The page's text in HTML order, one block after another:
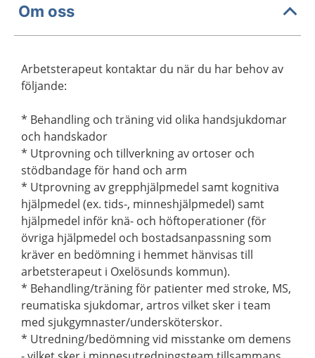
Om oss
Arbetsterapeut kontaktar du när du har behov av
följande:
* Behandling och träning vid olika handsjukdomar
och handskador
* Utprovning och tillverkning av ortoser och
stödbandage för hand och arm
* Utprovning av grepphjälpmedel samt kognitiva
hjälpmedel (ex. tids-, minneshjälpmedel) samt
hjälpmedel inför knä- och höftoperationer (för
övriga hjälpmedel och bostadsanpassning som
kräver en bedömning i hemmet hänvisas till
arbetsterapeut i Oxelösunds kommun).
* Behandling/träning för patienter med stroke, MS,
reumatiska sjukdomar, artros vilket sker i team
med sjukgymnaster/undersköterskor.
* Utredning/bedömning vid misstanke om demens